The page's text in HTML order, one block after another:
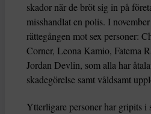
skador när de bröt sig in på
misshandlat en polis. I
rättegången mot sex personer:
Corner, Leona Kamio, Fatema
Jordan Devlin, som alla har
skadegörelse samt våldsamt
Ytterligare personer har gripits i